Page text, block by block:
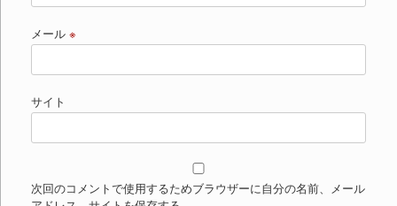
メール ※
サイト
次回のコメントで使用するためブラウザーに自分の名前、メール